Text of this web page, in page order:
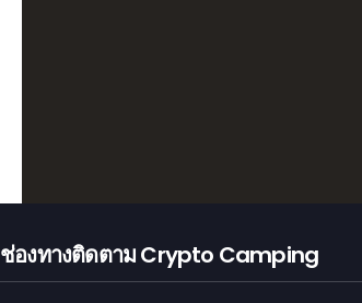
ช่องทางติดตาม Crypto Camping